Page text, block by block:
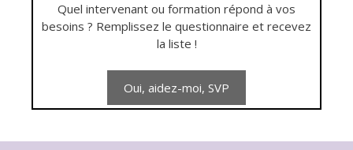
Quel intervenant ou formation répond à vos
besoins ? Remplissez le questionnaire et recevez
la liste !